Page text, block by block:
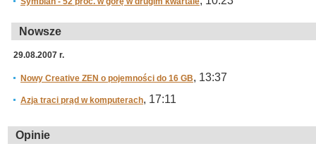
Nowsze
29.08.2007 r.
Nowy Creative ZEN o pojemności do 16 GB, 13:37
Azja traci prąd w komputerach, 17:11
Opinie